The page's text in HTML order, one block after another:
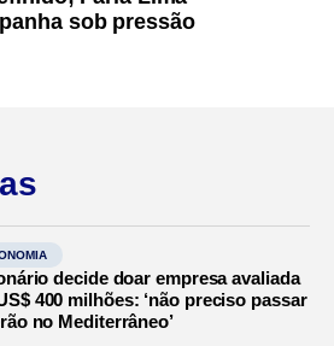
sob pressão
decide doar empresa avaliada
400 milhões: ‘não preciso passar
no Mediterrâneo’